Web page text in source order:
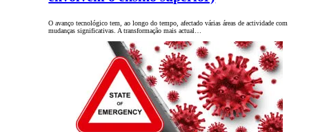
O avanço tecnológico tem, ao longo do tempo, afectado várias áreas de actividade com
mudanças significativas. A transformação mais actual…